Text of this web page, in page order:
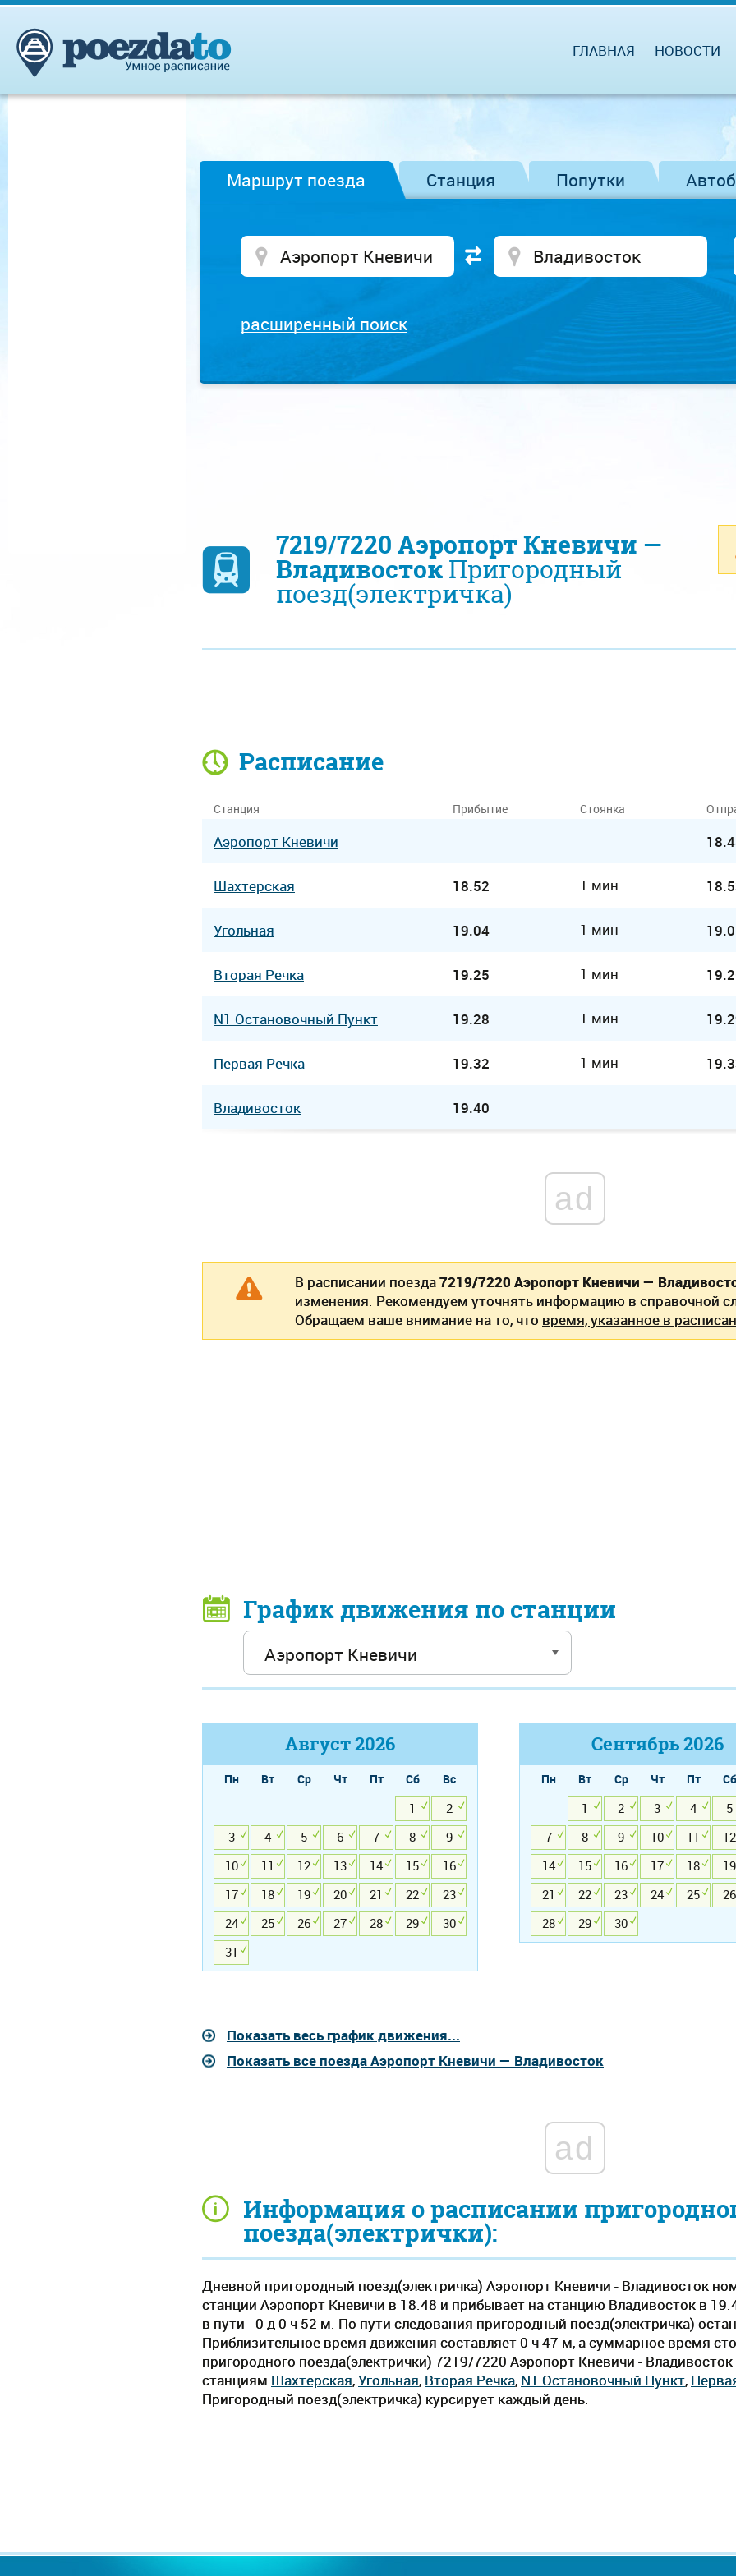
ГЛАВНАЯ НОВОСТИ
Маршрут поезда Станция Попутки
расширенный поиск
7219/7220 Аэропорт Кневичи —
ВладивостокПригородный
поезд(электричка)
Информация о расписании
поезда(электрички):
Дневной пригородный поезд(электричка) Аэропорт Кневичи - Владивосток
станции Аэропорт Кневичи в 18.48 и прибывает на станцию Владивосток в
в пути - 0 д 0 ч 52 м. По пути следования пригородный поезд(электричка)
Приблизительное время движения составляет 0 ч 47 м, а суммарное время
пригородного поезда(электрички) 7219/7220 Аэропорт Кневичи -
станциям Шахтерская,Угольная, Вторая Речка, N1 Остановочный Пункт,
Пригородный поезд(электричка) курсирует каждый день.
Расписание
Станция Прибытие Стоянка
Аэропорт Кневичи
Шахтерская 18.52 1 мин
Угольная 19.04 1 мин
Вторая Речка 19.25 1 мин
N1 Остановочный Пункт 19.28 1 мин
Первая Речка 19.32 1 мин
Владивосток 19.40
ad
В расписании поезда7219/7220 Аэропорт Кневичи —
изменения. Рекомендуем уточнять информацию в справочной
Обращаем ваше внимание на то, что время, указанное в
График движения по станции
Август2026
Пн Вт Ср Чт Пт Сб
Вс
1
2
3
4 5 6 7 8
9
10
11 12 13 14 15
16
17
18 19 20 21 22
23
24
25 26 27 28 29
30
31
Сентябрь2026
Пн Вт Ср Чт Пт Сб
1
2 3 4 5
7
8 9 10 11 12
14
15 16 17 18 19
21
22 23 24 25 26
28
29 30
Показать весь график движения...
Показать все поезда Аэропорт Кневичи — Владивосток
ad